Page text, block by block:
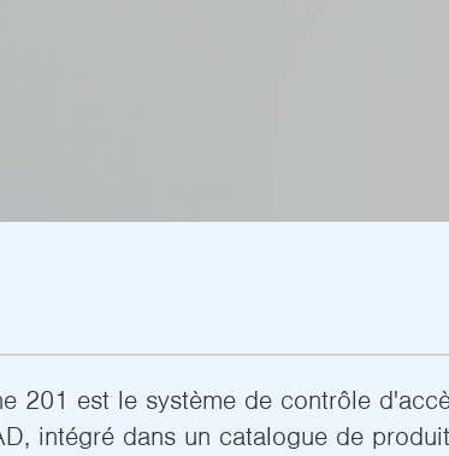
201 est le système de contrôle
intégré dans un catalogue de